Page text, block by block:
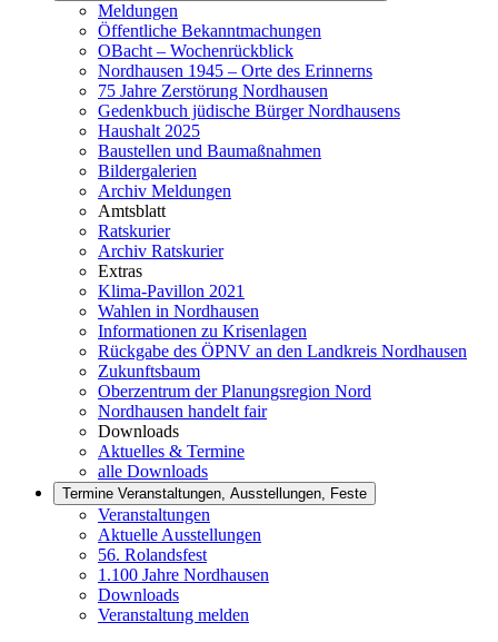
Meldungen
Öffentliche Bekanntmachungen
OBacht – Wochenrückblick
Nordhausen 1945 – Orte des Erinnerns
75 Jahre Zerstörung Nordhausen
Gedenkbuch jüdische Bürger Nordhausens
Haushalt 2025
Baustellen und Baumaßnahmen
Bildergalerien
Archiv Meldungen
Amtsblatt
Ratskurier
Archiv Ratskurier
Extras
Klima-Pavillon 2021
Wahlen in Nordhausen
Informationen zu Krisenlagen
Rückgabe des ÖPNV an den Landkreis Nordhausen
Zukunftsbaum
Oberzentrum der Planungsregion Nord
Nordhausen handelt fair
Downloads
Aktuelles & Termine
alle Downloads
Termine Veranstaltungen, Ausstellungen, Feste
Veranstaltungen
Aktuelle Ausstellungen
56. Rolandsfest
1.100 Jahre Nordhausen
Downloads
Veranstaltung melden